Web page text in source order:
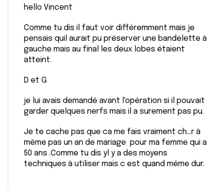
hello Vincent
Comme tu dis il faut voir différemment mais je
pensais quil aurait pu préserver une bandelette à
gauche mais au final les deux lobes étaient
atteint.
D et G
je lui avais demandé avant l'opération si il pouvait
garder quelques nerfs mais il a surement pas pu.
Je te cache pas que ca me fais vraiment ch...r à
même pas un an de mariage pour ma femme qui a
50 ans .Comme tu dis yl y a des moyens
techniques à utiliser mais c est quand même dur.